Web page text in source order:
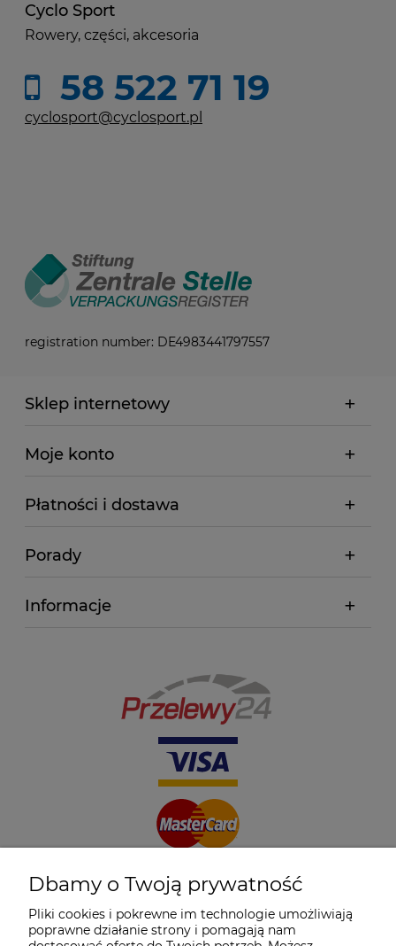
Cyclo Sport
Rowery, części, akcesoria
58 522 71 19
cyclosport@cyclosport.pl
registration number: DE4983441797557
Sklep internetowy
Moje konto
Płatności i dostawa
Porady
Informacje
Dbamy o Twoją prywatność
Pliki cookies i pokrewne im technologie umożliwiają
poprawne działanie strony i pomagają nam